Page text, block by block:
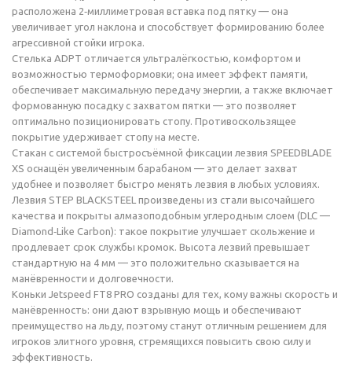
расположена 2‑миллиметровая вставка под пятку — она
увеличивает угол наклона и способствует формированию более
агрессивной стойки игрока.
Стелька ADPT отличается ультралёгкостью, комфортом и
возможностью термоформовки; она имеет эффект памяти,
обеспечивает максимальную передачу энергии, а также включает
формованную посадку с захватом пятки — это позволяет
оптимально позиционировать стопу. Противоскользящее
покрытие удерживает стопу на месте.
Стакан с системой быстросъёмной фиксации лезвия SPEEDBLADE
XS оснащён увеличенным барабаном — это делает захват
удобнее и позволяет быстро менять лезвия в любых условиях.
Лезвия STEP BLACKSTEEL произведены из стали высочайшего
качества и покрыты алмазоподобным углеродным слоем (DLC —
Diamond‑Like Carbon): такое покрытие улучшает скольжение и
продлевает срок службы кромок. Высота лезвий превышает
стандартную на 4 мм — это положительно сказывается на
манёвренности и долговечности.
Коньки Jetspeed FT8 PRO созданы для тех, кому важны скорость и
манёвренность: они дают взрывную мощь и обеспечивают
преимущество на льду, поэтому станут отличным решением для
игроков элитного уровня, стремящихся повысить свою силу и
эффективность.